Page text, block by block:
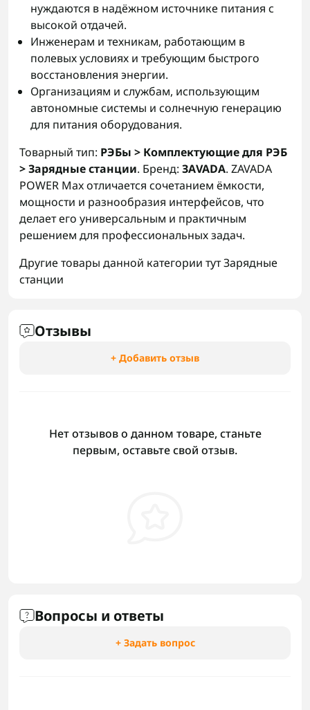
нуждаются в надёжном источнике питания с
высокой отдачей.
Инженерам и техникам, работающим в
полевых условиях и требующим быстрого
восстановления энергии.
Организациям и службам, использующим
автономные системы и солнечную генерацию
для питания оборудования.
Товарный тип: РЭБы > Комплектующие для РЭБ
> Зарядные станции. Бренд: ЗАVADA. ZAVADA
POWER Max отличается сочетанием ёмкости,
мощности и разнообразия интерфейсов, что
делает его универсальным и практичным
решением для профессиональных задач.
Другие товары данной категории тутЗарядные
станции
Отзывы
+ Добавить отзыв
Нет отзывов о данном товаре, станьте
первым, оставьте свой отзыв.
Вопросы и ответы
+ Задать вопрос